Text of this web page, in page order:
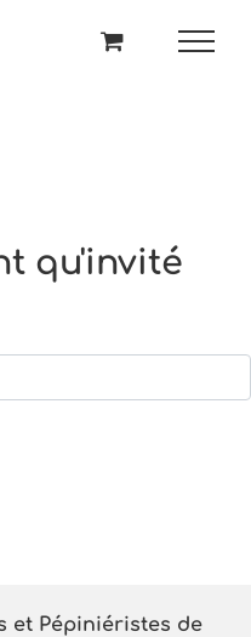
qu'invité
et Pépiniéristes de